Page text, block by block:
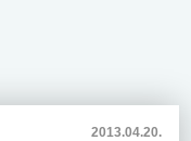
2013.04.20.